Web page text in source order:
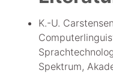
K.-U.
Spektrum,